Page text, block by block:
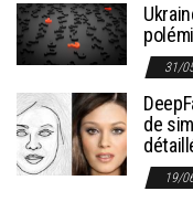
31/
de
19/